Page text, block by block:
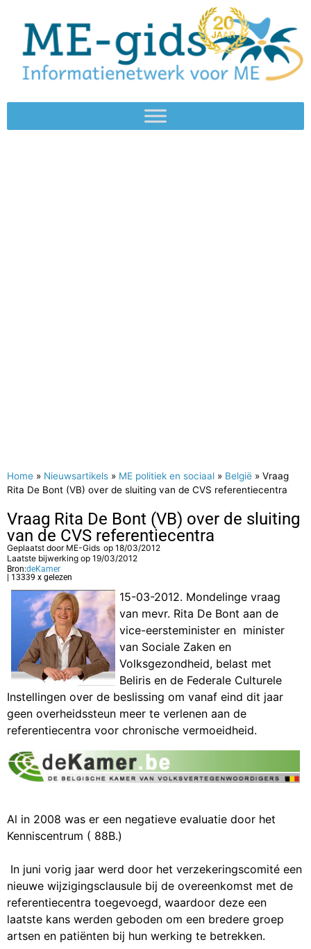
Home » Nieuwsartikels » ME politiek en sociaal » België » Vraag
Rita De Bont (VB) over de sluiting van de CVS referentiecentra
Vraag Rita De Bont (VB) over de sluiting
van de CVS referentiecentra
Geplaatst door ME-Gids op 18/03/2012
Laatste bijwerking op 19/03/2012
Bron:deKamer
| 13339 x gelezen
15-03-2012. Mondelinge vraag
van mevr. Rita De Bont aan de
vice-eersteminister en minister
van Sociale Zaken en
Volksgezondheid, belast met
Beliris en de Federale Culturele
Instellingen over de beslissing om vanaf eind dit jaar
geen overheidssteun meer te verlenen aan de
referentiecentra voor chronische vermoeidheid.
Al in 2008 was er een negatieve evaluatie door het
Kenniscentrum ( 88B.)
In juni vorig jaar werd door het verzekeringscomité een
nieuwe wijzigingsclausule bij de overeenkomst met de
referentiecentra toegevoegd, waardoor deze een
laatste kans werden geboden om een bredere groep
artsen en patiënten bij hun werking te betrekken.